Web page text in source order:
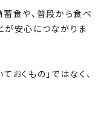
食や、普段から食べ
が安心につながりま
おくもの」ではなく、